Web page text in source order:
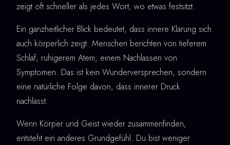
zeigt oft schneller als jedes Wort, wo etwas festsitzt.
Ein ganzheitlicher Blick bedeutet, dass innere Klärung sich
auch körperlich zeigt. Menschen berichten von tieferem
Schlaf, ruhigerem Atem, einem Nachlassen von
Symptomen. Das ist kein Wunderversprechen, sondern
eine natürliche Folge davon, dass innerer Druck
nachlässt.
Wenn Körper und Geist wieder zusammenfinden,
entsteht ein anderes Grundgefühl. Du bist weniger